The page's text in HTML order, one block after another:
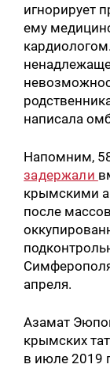
игнорирует
ему
написала
Напомним,
задержали
крымскими
после
апреля.
Азамат
крымских
в июле 2019